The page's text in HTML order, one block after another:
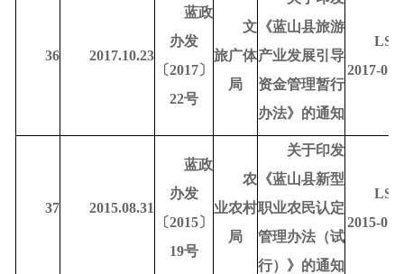
36 2017.10.23
蓝政
办发
〔2017〕
22号
文
旅广体
局
《蓝山县旅游
产业发展引导
资金管理暂行
办法》的通知
2017-
37 2015.08.31
蓝政
办发
〔2015〕
19号
农
业农村
局
关于印发
《蓝山县新型
职业农民认定
管理办法（试
行）》的通知
2015-